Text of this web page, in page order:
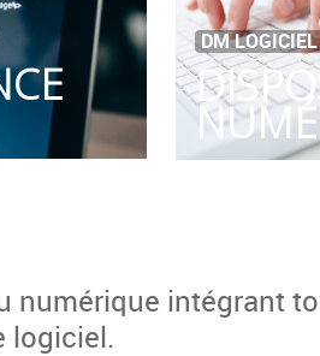
DM LOGICIEL
numérique intégrant
logiciel.